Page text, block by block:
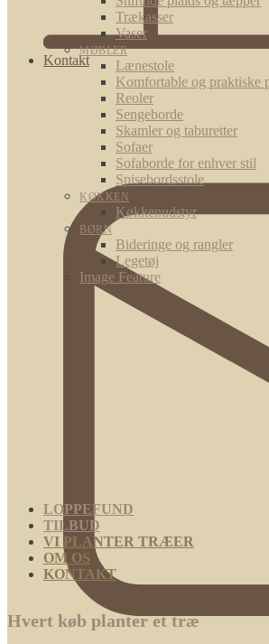
Kontakt
Trækasser
Vaser
MØBLER
Lænestole
Komfortable og praktiske
Reoler
Sengeborde
Skamler og taburetter
Sofaer
Sofaborde for enhver stil
Spisebordsstole
KØKKEN
Køkkenudstyr
BØRN
Bideringe og rangler
Legetøj
Image Feature
LOPPEFUND
TILBUD
VI PLANTER TRÆER
OM OS
KONTAKT
Hvert køb planter et træ